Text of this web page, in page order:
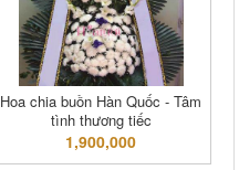
Hoa chia buồn Hàn Quốc - Tâm
tình thương tiếc
1,900,000